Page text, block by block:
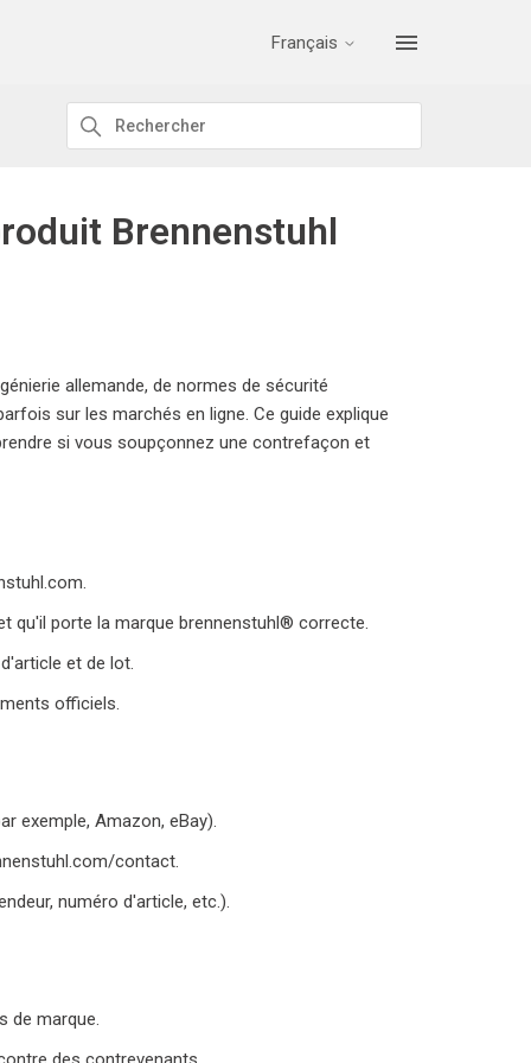
Français
Brennenstuhl
allemande, de normes de sécurité
sur les marchés en ligne. Ce guide explique
si vous soupçonnez une contrefaçon et
qu'il porte la marque brennenstuhl® correcte.
et de lot.
officiels.
exemple, Amazon, eBay).
contact.
numéro d'article, etc.).
de marque.